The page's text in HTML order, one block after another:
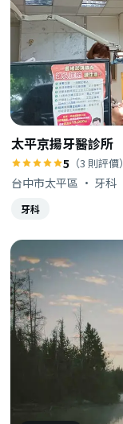
太平京揚牙醫診所
5 （3 則評價）
台中市太平區 · 牙科
牙科